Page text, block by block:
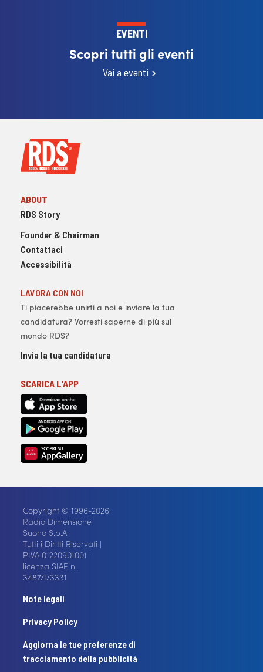
EVENTI
Scopri tutti gli eventi
Vai a eventi
ABOUT
RDS Story
Founder & Chairman
Contattaci
Accessibilità
LAVORA CON NOI
Ti piacerebbe unirti a noi e inviare la tua
candidatura? Vorresti saperne di più sul
mondo RDS?
Invia la tua candidatura
SCARICA L'APP
Copyright © 1996-2026
Radio Dimensione
Suono S.p.A |
Tutti i Diritti Riservati |
P.IVA 01220901001 |
licenza SIAE n.
3487/I/3331
Note legali
Privacy Policy
Aggiorna le tue preferenze di
tracciamento della pubblicità